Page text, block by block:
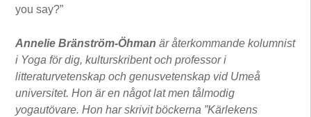
you say?”
Annelie Bränström-Öhmanär återkommande kolumnist
i Yoga för dig, kulturskribent och professor i
litteraturvetenskap och genusvetenskap vid Umeå
universitet. Hon är en något lat men tålmodig
yogautövare. Hon har skrivit böckerna ”Kärlekens